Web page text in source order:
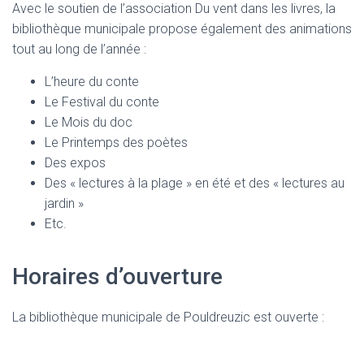
Avec le soutien de l’association Du vent dans les livres, la
bibliothèque municipale propose également des animations
tout au long de l’année :
L’heure du conte
Le Festival du conte
Le Mois du doc
Le Printemps des poètes
Des expos
Des « lectures à la plage » en été et des « lectures au
jardin »
Etc.
Horaires d’ouverture
La bibliothèque municipale de Pouldreuzic est ouverte :